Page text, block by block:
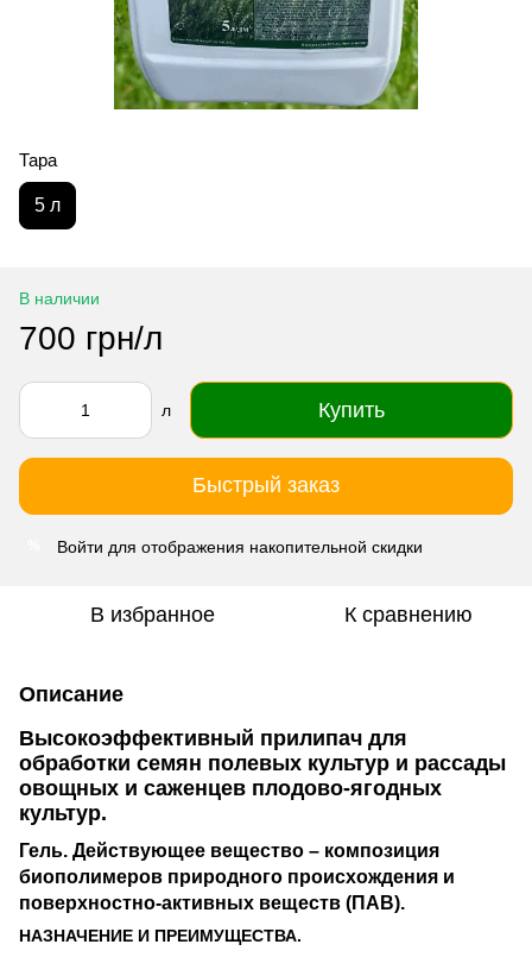
Тара
5 л
В наличии
700 грн/л
л Купить
Быстрый заказ
Войти для отображения накопительной скидки
В избранное К сравнению
Описание
Высокоэффективный прилипач для
обработки семян полевых культур и рассады
овощных и саженцев плодово-ягодных
культур.
Гель. Действующее вещество – композиция
биополимеров природного происхождения и
поверхностно-активных веществ (ПАВ).
НАЗНАЧЕНИЕ И ПРЕИМУЩЕСТВА.